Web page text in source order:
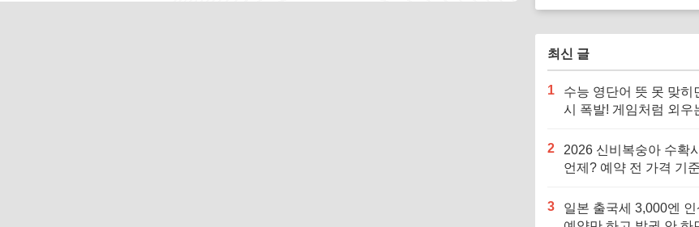
판단 AI의
최신 글
1
수능 영단어 뜻 못 맞히
시 폭발! 게임처럼 외우
2
2026 신비복숭아 수확
언제? 예약 전 가격 기
3
일본 출국세 3,000엔 인